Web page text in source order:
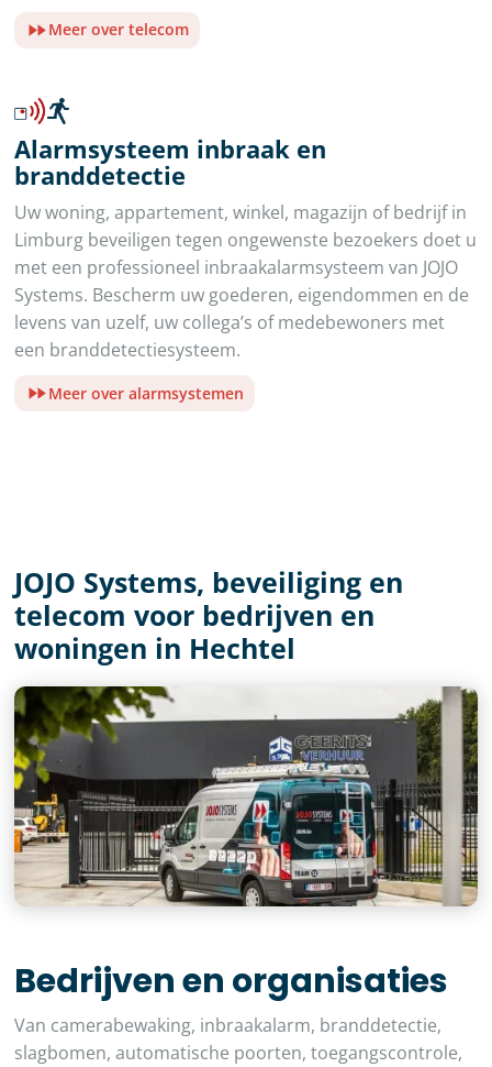
Meer over telecom
Alarmsysteem inbraak en
branddetectie
Uw woning, appartement, winkel, magazijn of bedrijf in
Limburg beveiligen tegen ongewenste bezoekers doet u
met een professioneel inbraakalarmsysteem van JOJO
Systems. Bescherm uw goederen, eigendommen en de
levens van uzelf, uw collega’s of medebewoners met
een branddetectiesysteem.
Meer over alarmsystemen
JOJO Systems, beveiliging en
telecom voor bedrijven en
woningen in Hechtel
Bedrijven en organisaties
Van camerabewaking, inbraakalarm, branddetectie,
slagbomen, automatische poorten, toegangscontrole,